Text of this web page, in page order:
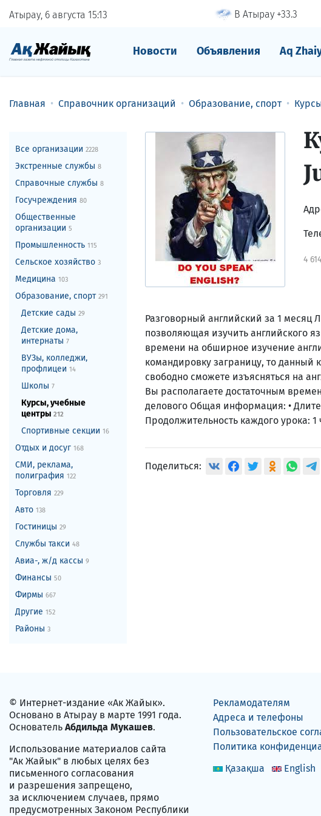
Атырау, 6 августа 15:13 В Атырау +33.3
Новости Объявления Aq
Главная Справочник организаций Образование, спорт
Все организации 2228
Экстренные службы 8
Справочные службы 8
Госучреждения 80
Общественные
организации 5
Промышленность 115
Сельское хозяйство 3
Медицина 103
Образование, спорт 291
Детские сады 29
Детские дома,
интернаты 7
ВУЗы, колледжи,
профлицеи 14
Школы 7
Курсы, учебные
центры 212
Спортивные секции 16
Отдых и досуг 168
СМИ, реклама,
полиграфия 122
Торговля 229
Авто 138
Гостиницы 29
Службы такси 48
Авиа-, ж/д кассы 9
Финансы 50
Фирмы 667
Другие 152
Районы 3
4
Разговорный английский за 1 месяц
позволяющая изучить английского
времени на обширное изучение
командировку заграницу, то данный
свободно сможете изъясняться на
Вы располагаете достаточным
делового Общая информация: •
Продолжительность каждого урока: 1
Поделиться:
© Интернет-издание «Ак Жайык».
Основано в Атырау в марте 1991 года.
Основатель Абдильда Мукашев.
Использование материалов сайта
"Ак Жайык" в любых целях без
письменного согласования
и разрешения запрещено,
за исключением случаев, прямо
предусмотренных Законом Республики
Рекламодателям
Адреса и телефоны
Пользовательское
Политика
Қазақша
English